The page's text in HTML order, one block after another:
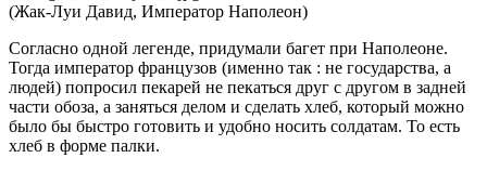
(Жак-Луи Давид, Император Наполеон)
Согласно одной легенде, придумали багет при Наполеоне.
Тогда император французов (именно так : не государства, а
людей) попросил пекарей не пекаться друг с другом в задней
части обоза, а заняться делом и сделать хлеб, который можно
было бы быстро готовить и удобно носить солдатам. То есть
хлеб в форме палки.